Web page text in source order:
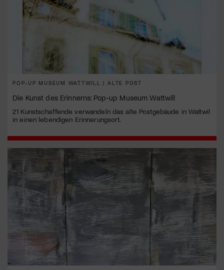
POP-UP MUSEUM WATTWILL | ALTE POST
Die Kunst des Erinnerns: Pop-up Museum Wattwill
21 Kunstschaffende verwandeln das alte Postgebäude in Wattwil
in einen lebendigen Erinnerungsort.